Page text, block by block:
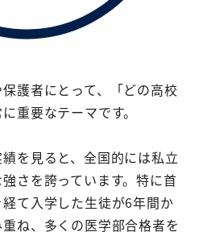
護者にとって、「どの高校
重要なテーマです。
を見ると、全国的には私立
さを誇っています。特に首
て入学した生徒が6年間か
ね、多くの医学部合格者を